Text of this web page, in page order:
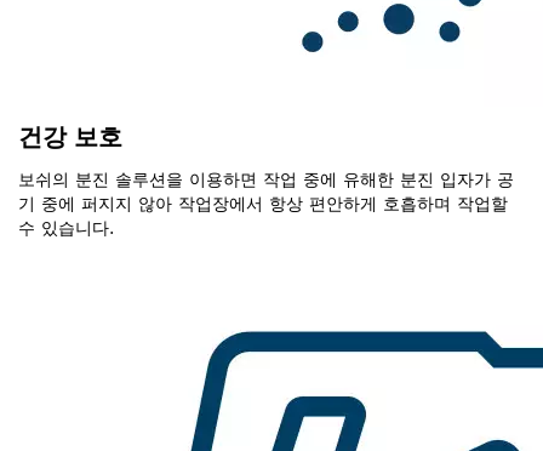
건강 보호
보쉬의 분진 솔루션을 이용하면 작업 중에 유해한 분진 입자가 공
기 중에 퍼지지 않아 작업장에서 항상 편안하게 호흡하며 작업할
수 있습니다.